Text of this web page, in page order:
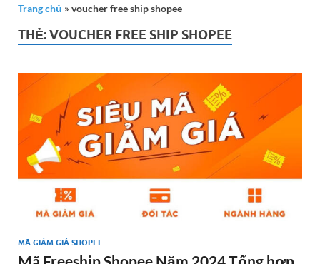
Trang chủ » voucher free ship shopee
THẺ:VOUCHER FREE SHIP SHOPEE
MÃ GIẢM GIÁ SHOPEE